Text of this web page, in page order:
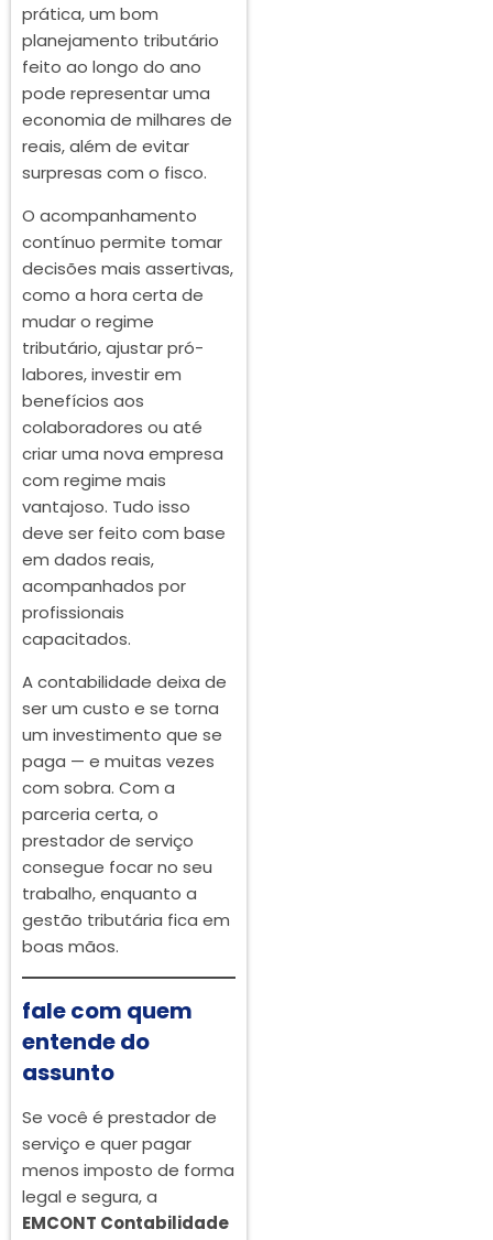
prática, um bom
planejamento tributário
feito ao longo do ano
pode representar uma
economia de milhares de
reais, além de evitar
surpresas com o fisco.
O acompanhamento
contínuo permite tomar
decisões mais assertivas,
como a hora certa de
mudar o regime
tributário, ajustar pró-
labores, investir em
benefícios aos
colaboradores ou até
criar uma nova empresa
com regime mais
vantajoso. Tudo isso
deve ser feito com base
em dados reais,
acompanhados por
profissionais
capacitados.
A contabilidade deixa de
ser um custo e se torna
um investimento que se
paga — e muitas vezes
com sobra. Com a
parceria certa, o
prestador de serviço
consegue focar no seu
trabalho, enquanto a
gestão tributária fica em
boas mãos.
fale com quem
entende do
assunto
Se você é prestador de
serviço e quer pagar
menos imposto de forma
legal e segura, a
EMCONT Contabilidade